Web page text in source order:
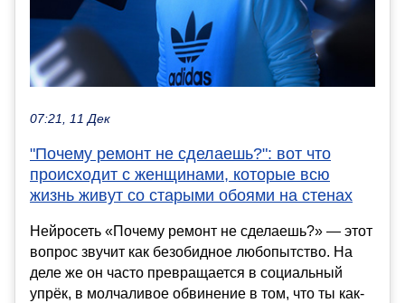
07:21, 11 Дек
"Почему ремонт не сделаешь?": вот что
происходит с женщинами, которые всю
жизнь живут со старыми обоями на стенах
Нейросеть «Почему ремонт не сделаешь?» — этот
вопрос звучит как безобидное любопытство. На
деле же он часто превращается в социальный
упрёк, в молчаливое обвинение в том, что ты как-